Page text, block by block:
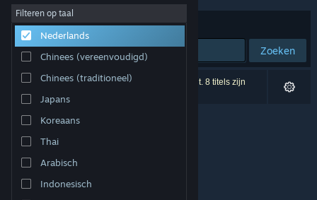
Ondersteuning
Taal wijzigen
Download de mobiele Steam-app
Desktopwebsite weergeven
Filteren op taal
Nederlands
Chinees (vereenvoudigd)
Chinees (traditioneel)
Japans
Koreaans
Thai
Arabisch
Indonesisch
Sorteren op Relevantie
Zoeken
0 resultaten komen overeen met je zoekopdracht. 8 titels zijn
uitgesloten op basis van je voorkeuren.